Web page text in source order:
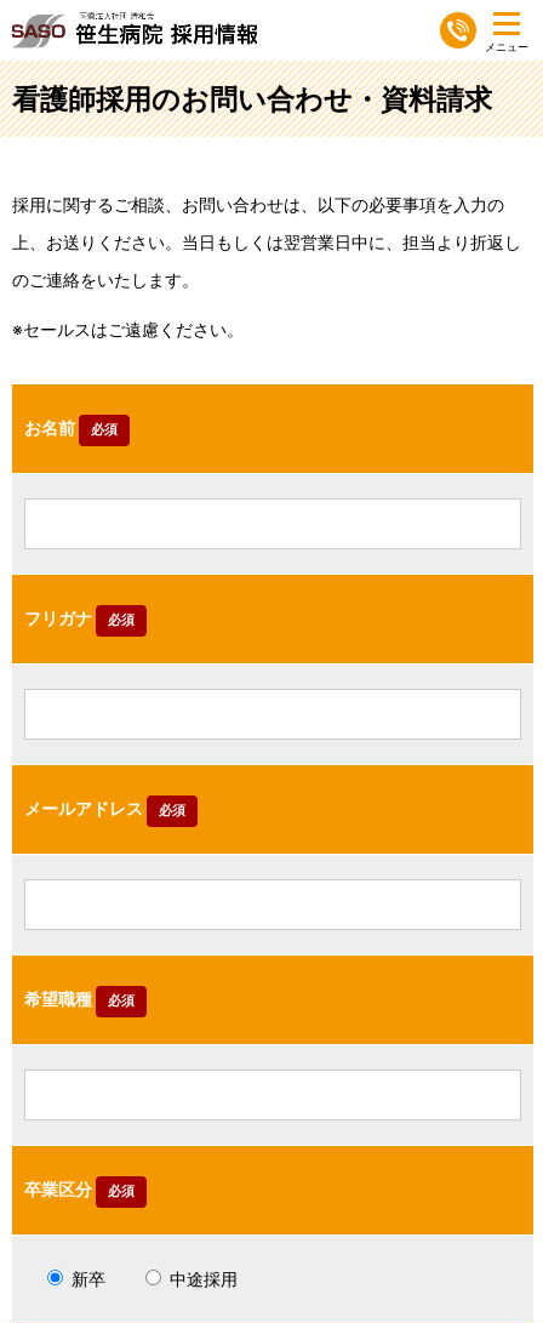
看護師採用のお問い合わせ・資料請求
採用に関するご相談、お問い合わせは、以下の必要事項を入力の
上、お送りください。当日もしくは翌営業日中に、担当より折返し
のご連絡をいたします。
セールスはご遠慮ください。
お名前 必須
フリガナ 必須
メールアドレス 必須
希望職種 必須
卒業区分 必須
新卒 中途採用